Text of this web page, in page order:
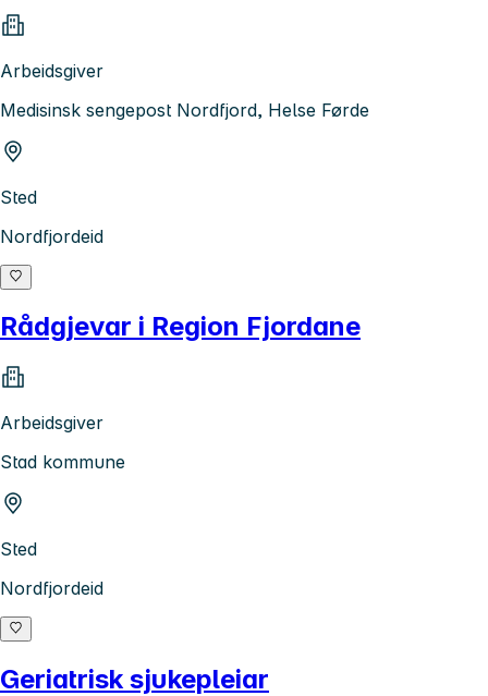
Arbeidsgiver
Medisinsk sengepost Nordfjord, Helse Førde
Sted
Nordfjordeid
Rådgjevar i Region Fjordane
Arbeidsgiver
Stad kommune
Sted
Nordfjordeid
Geriatrisk sjukepleiar